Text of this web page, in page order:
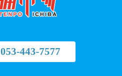
053-443-7577